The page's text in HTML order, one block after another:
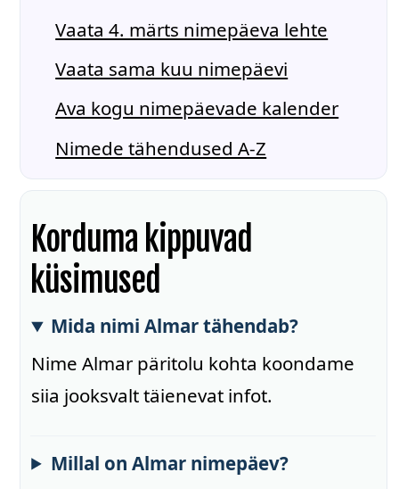
Vaata 4. märts nimepäeva lehte
Vaata sama kuu nimepäevi
Ava kogu nimepäevade kalender
Nimede tähendused A-Z
Korduma kippuvad
küsimused
Mida nimi Almar tähendab?
Nime Almar päritolu kohta koondame
siia jooksvalt täienevat infot.
Millal on Almar nimepäev?